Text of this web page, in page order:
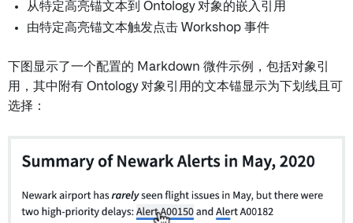
从特定高亮锚文本到 Ontology 对象的嵌入引用
由特定高亮锚文本触发点击 Workshop 事件
下图显示了一个配置的 Markdown 微件示例，包括对象引
用，其中附有 Ontology 对象引用的文本锚显示为下划线且可
选择：